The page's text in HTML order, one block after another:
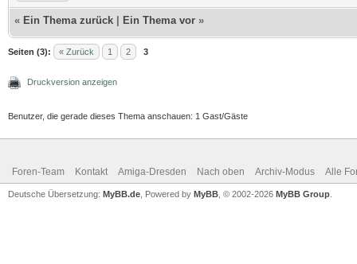
« Ein Thema zurück Ein Thema vor »
Seiten (3): « Zurück 1 2 3
Druckversion anzeigen
Benutzer, die gerade dieses Thema anschauen: 1 Gast/Gäste
Foren-Team Kontakt Amiga-Dresden Nach oben Archiv-Modus Alle
Deutsche Übersetzung: MyBB.de, Powered by MyBB, © 2002-2026 MyBB Group.